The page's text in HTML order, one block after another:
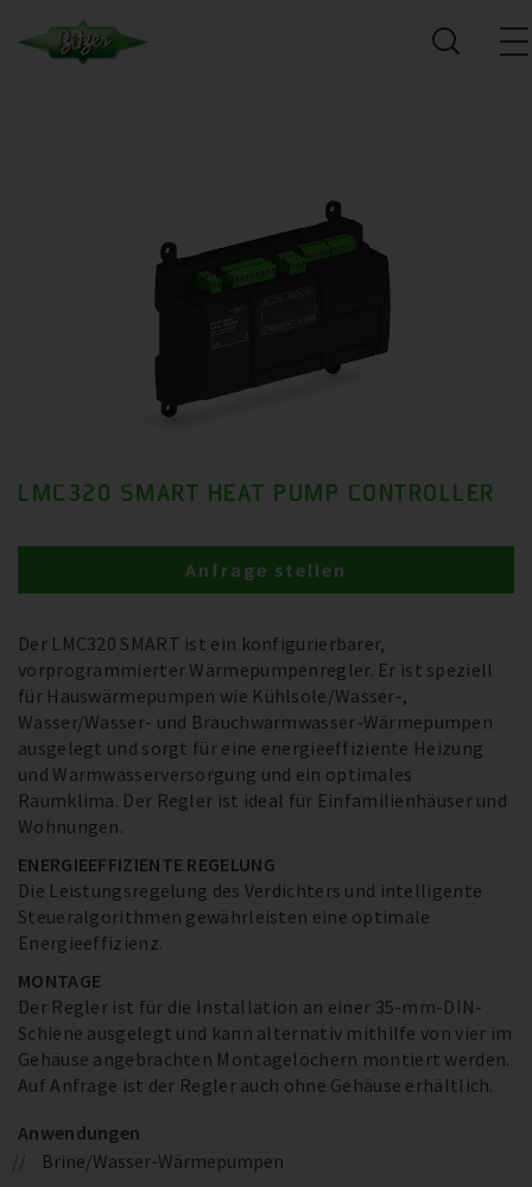
LMC320 SMART HEAT PUMP CONTROLLER
Der LMC320 SMART ist ein konfigurierbarer,
vorprogrammierter Wärmepumpenregler. Er ist speziell
für Hauswärmepumpen wie Kühlsole/Wasser-,
Wasser/Wasser- und Brauchwarmwasser-Wärmepumpen
ausgelegt und sorgt für eine energieeffiziente Heizung
und Warmwasserversorgung und ein optimales
Raumklima. Der Regler ist ideal für Einfamilienhäuser und
Wohnungen.
ENERGIEEFFIZIENTE REGELUNG
Die Leistungsregelung des Verdichters und intelligente
Steueralgorithmen gewährleisten eine optimale
Energieeffizienz.
MONTAGE
Der Regler ist für die Installation an einer 35-mm-DIN-
Schiene ausgelegt und kann alternativ mithilfe von vier im
Gehäuse angebrachten Montagelöchern montiert werden.
Auf Anfrage ist der Regler auch ohne Gehäuse erhältlich.
Anwendungen
Brine/Wasser-Wärmepumpen
Anfrage stellen